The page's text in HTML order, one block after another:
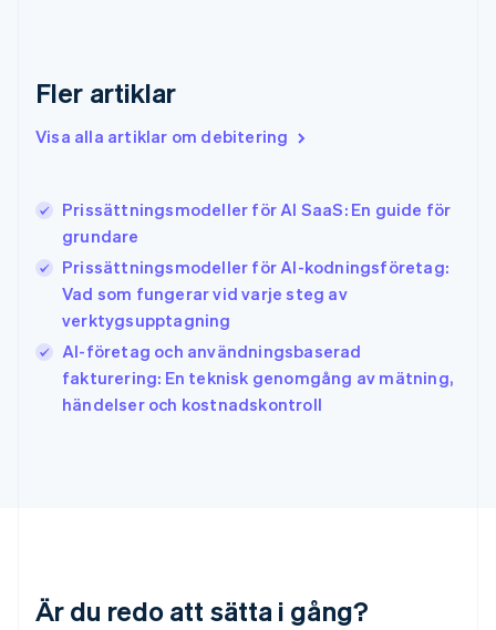
Fler artiklar
Visa alla artiklar om debitering
Prissättningsmodeller för AI SaaS: En guide för
grundare
Prissättningsmodeller för AI-kodningsföretag:
Vad som fungerar vid varje steg av
verktygsupptagning
AI-företag och användningsbaserad
fakturering: En teknisk genomgång av mätning,
händelser och kostnadskontroll
Är du redo att sätta i gång?
English
English简体中文
Irland
Italien
ItalianoEnglish
Japan
日本語
Kanada
EnglishFrançais
Kroatien
EnglishItaliano
Malaysia